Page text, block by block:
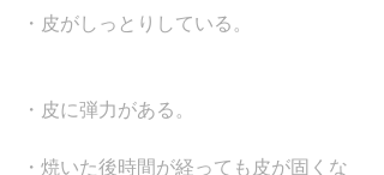
・皮がしっとりしている。
・皮に弾力がある。
・焼いた後時間が経っても皮が固くな